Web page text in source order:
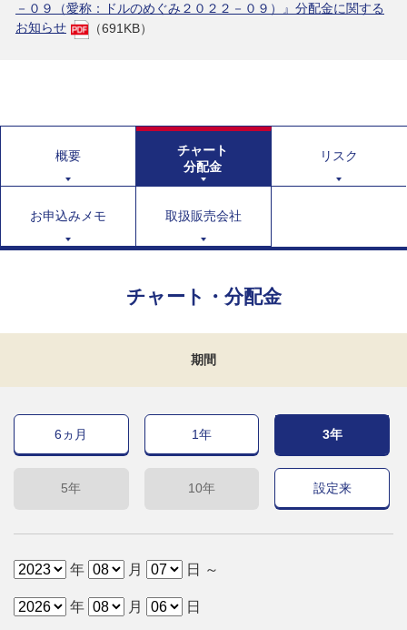
－０９（愛称：ドルのめぐみ２０２２－０９）』分配金に関する
お知らせ
（691KB）
概要
チャート
分配金
リスク
お申込みメモ 取扱販売会社
チャート・分配金
期間
6ヵ月 1年 3年
5年 10年 設定来
年 月 日 ～
年 月 日